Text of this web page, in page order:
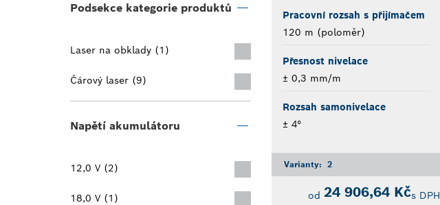
Podsekce kategorie produktů
Laser na obklady (1)
Čárový laser (9)
Napětí akumulátoru
12,0 V (2)
18,0 V (1)
Pracovní rozsah s přijímačem
120 m (poloměr)
Přesnost nivelace
± 0,3 mm/m
Rozsah samonivelace
± 4°
Varianty: 2
od 24 906,64 Kčs DPH